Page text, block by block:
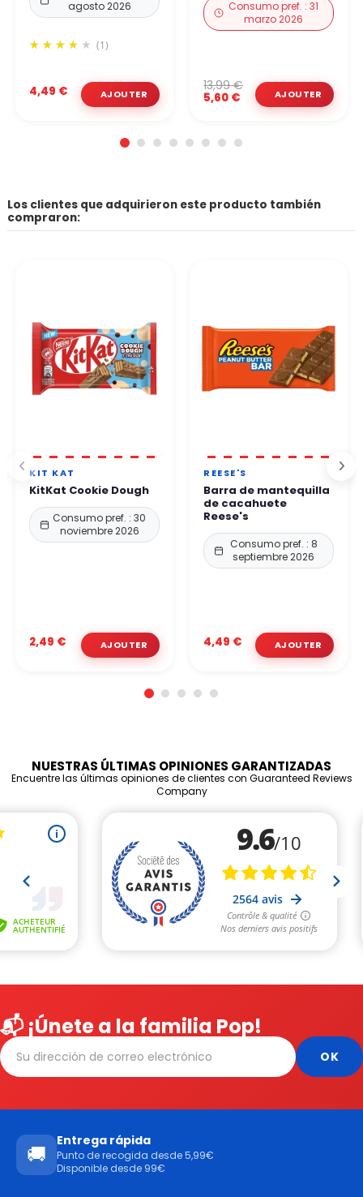
agosto 2026
(1)
4,49 €
Consumo pref. : 31
marzo 2026
5,60 €
13,99 €
Los clientes que adquirieron este producto también
compraron:
KIT KAT
KitKat Cookie Dough
Consumo pref. : 30
noviembre 2026
2,49 €
REESE'S
Barra de mantequilla
de cacahuete
Reese's
Consumo pref. : 8
septiembre 2026
4,49 €
NUESTRAS ÚLTIMAS OPINIONES GARANTIZADAS
Encuentre las últimas opiniones de clientes con Guaranteed Reviews
Company
📬 ¡Únete a la familia Pop!
🚚
Entrega rápida
Punto de recogida desde 5,99€
Disponible desde 99€